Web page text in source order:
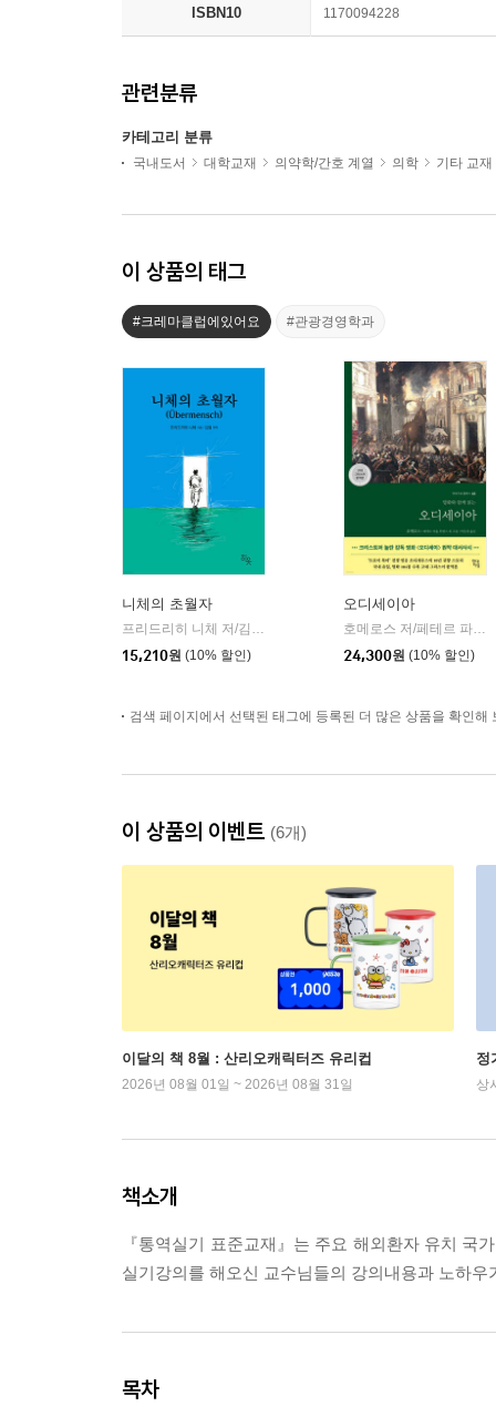
ISBN10 1170094228
관련분류
카테고리 분류
국내도서 대학교재 의약학/간호 계열 의학 기타 교재
이 상품의 태그
#크레마클럽에있어요 #관광경영학과
니체의 초월자
프리드리히 니체 저/김철 편역
15,210원 (10% 할인)
오디세이아
호메로스 저/페테르 파울 루벤스 그림/박문재 역
24,300원 (10% 할인)
검색 페이지에서 선택된 태그에 등록된 더 많은 상품을 확인해
이 상품의 이벤트 (6개)
이달의 책 8월 : 산리오캐릭터즈 유리컵
2026년 08월 01일 ~ 2026년 08월 31일
정
상
책소개
『통역실기 표준교재』는 주요 해외환자 유치 국
실기강의를 해오신 교수님들의 강의내용과 노하우
목차